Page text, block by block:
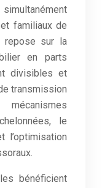
simultanément
familiaux de
repose sur la
en parts
divisibles et
transmission
le
l’optimisation
bénéficient